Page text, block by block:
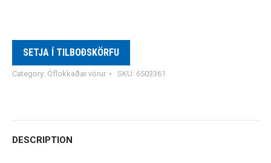
SETJA Í TILBOÐSKÖRFU
Category: Óflokkaðar vörur SKU: 6503361
DESCRIPTION